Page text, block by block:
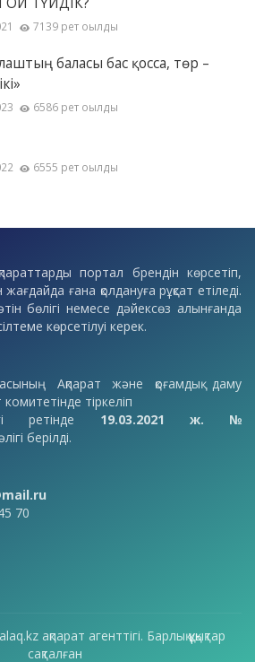
7139 рет оқылды
баласы бас қосса, төр –
6586 рет оқылды
6555 рет оқылды
портал брендін көрсетіп,
ғана қолдануға рұқсат етіледі.
бөлігі немесе дәйексөз алынғанда
көрсетілуі керек.
Ақпарат және қоғамдық даму
комитетінде тіркеліп
ретінде 19.03.2021 ж. №
берілді.
70
ақпарат агенттігі. Барлық құқықтар
сақталған